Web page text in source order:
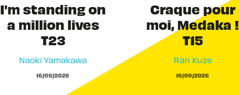
I'm standing on
a million lives
T23
Naoki Yamakawa
16/09/2026
Craque pour
moi, Medaka !
T15
Ran Kuze
16/09/2026